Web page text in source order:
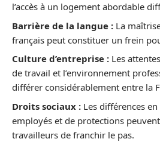
l’accès à un logement abordable
Barrière de la langue : La
français peut constituer un frein
Culture d’entreprise : Les
de travail et l’environnement
différer considérablement entre la
Droits sociaux : Les différences
employés et de protections
travailleurs de franchir le pas.